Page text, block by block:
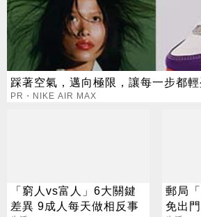
踩著空氣，邁向極限，讓每一步都輕
PR・NIKE AIR MAX
「窮人vs富人」6大關鍵
差異 9成人每天做相反事
郵局
免出